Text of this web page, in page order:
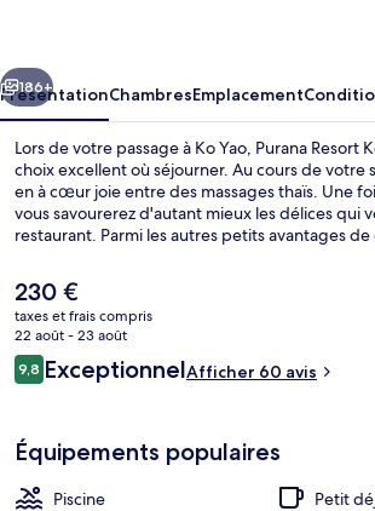
Noi
Suivant
186+
PrésentationChambresEmplacement
Lors de votre passage à Ko Yao, Purana Resort
choix excellent où séjourner. Au cours de votre
en à cœur joie entre des massages thaïs. Une
vous savourerez d'autant mieux les délices qui
restaurant. Parmi les autres petits avantages
enfants.
Le
prix
actuel
est
de
230 €
taxes et frais compris
22 août - 23 août
Avis
voyageurs
9,89,8 sur 10
ExceptionnelAfficher 60 avis
Équipements populaires
Piscine
Petit